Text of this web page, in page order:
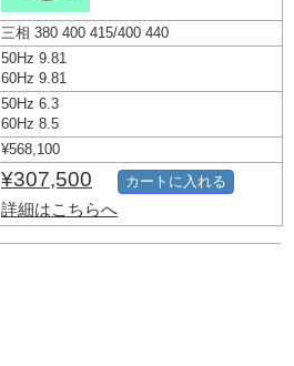
三相 380 400 415/400 440
50Hz 9.81
60Hz 9.81
50Hz 6.3
60Hz 8.5
¥568,100
¥307,500
詳細はこちらへ
カートに入れる